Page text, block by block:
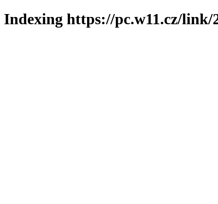
Indexing https://pc.w11.cz/link/